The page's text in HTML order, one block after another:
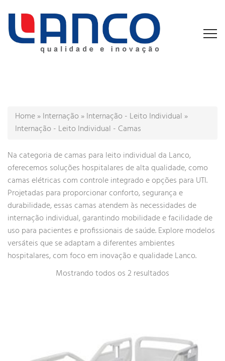
Home»Internação»Internação - Leito Individual »
Internação - Leito Individual - Camas
Na categoria de camas para leito individual da Lanco,
oferecemos soluções hospitalares de alta qualidade, como
camas elétricas com controle integrado e opções para UTI.
Projetadas para proporcionar conforto, segurança e
durabilidade, essas camas atendem às necessidades de
internação individual, garantindo mobilidade e facilidade de
uso para pacientes e profissionais de saúde. Explore modelos
versáteis que se adaptam a diferentes ambientes
hospitalares, com foco em inovação e qualidade Lanco.
Mostrando todos os 2 resultados